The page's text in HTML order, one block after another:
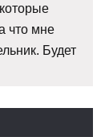
что мне
Будет